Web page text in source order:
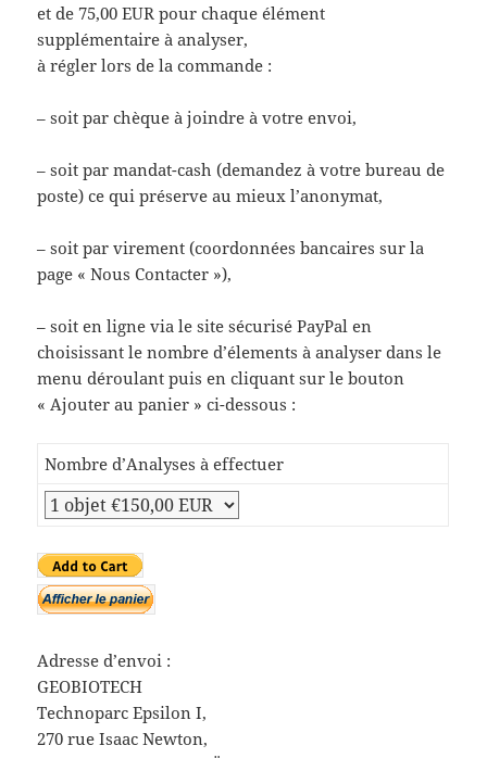
et de 75,00 EUR pour chaque élément
supplémentaire à analyser,
à régler lors de la commande :
– soit par chèque à joindre à votre envoi,
– soit par mandat-cash (demandez à votre bureau de
poste) ce qui préserve au mieux l’anonymat,
– soit par virement (coordonnées bancaires sur la
page « Nous Contacter »),
– soit en ligne via le site sécurisé PayPal en
choisissant le nombre d’élements à analyser dans le
menu déroulant puis en cliquant sur le bouton
« Ajouter au panier » ci-dessous :
Nombre d’Analyses à effectuer
Adresse d’envoi :
GEOBIOTECH
Technoparc Epsilon I,
270 rue Isaac Newton,